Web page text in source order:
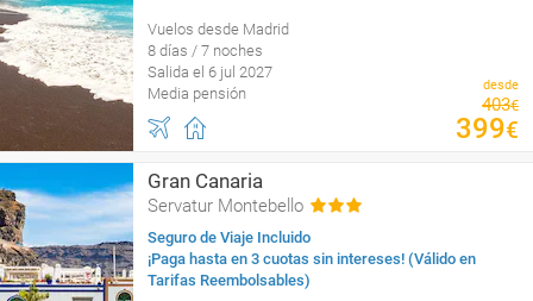
Vuelos desde Madrid
8 días / 7 noches
Salida el 6 jul 2027
Media pensión
desde
403€
399€
Gran Canaria
Servatur Montebello
Seguro de Viaje Incluido
¡Paga hasta en 3 cuotas sin intereses! (Válido en
Tarifas Reembolsables)